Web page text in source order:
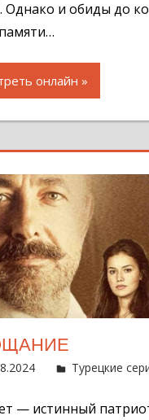
Однако и обиды до
онлайн
Турецкие
— истинный